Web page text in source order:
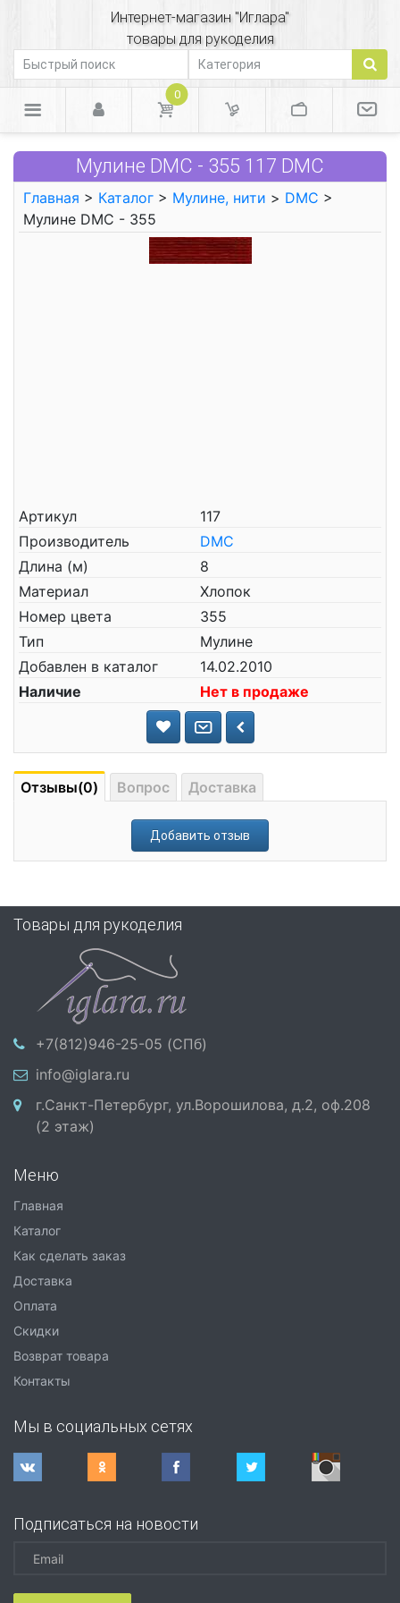
Интернет-магазин "Иглара"
товары для рукоделия
0
Мулине DMC - 355 117 DMC
Главная > Каталог > Мулине, нити > DMC >
Мулине DMC - 355
Артикул
117
Производитель
DMC
Длина (м)
8
Материал
Хлопок
Номер цвета
355
Тип
Мулине
Добавлен в каталог
14.02.2010
Наличие
Нет в продаже
Отзывы(0) Вопрос Доставка
Добавить отзыв
Товары для рукоделия
+7(812)946-25-05 (СПб)
info@iglara.ru
г.Санкт-Петербург, ул.Ворошилова, д.2, оф.208
(2 этаж)
Меню
Главная
Каталог
Как сделать заказ
Доставка
Оплата
Скидки
Возврат товара
Контакты
Мы в социальных сетях
Подписаться на новости